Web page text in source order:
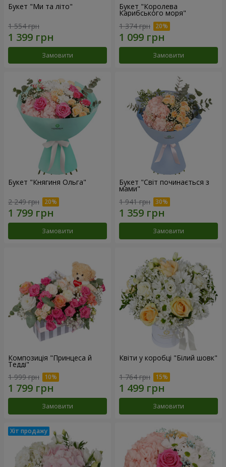
Букет "Ми та літо"
1 554 грн
Замовити
Букет "Королева
Карибського моря"
1 374 грн
Замовити
Букет "Княгиня Ольга"
2 249 грн
Замовити
Букет "Світ починається з
мами"
1 941 грн
Замовити
Композиція "Принцеса й
Тедді"
1 999 грн
Замовити
Квіти у коробці "Білий шовк"
1 764 грн
Замовити